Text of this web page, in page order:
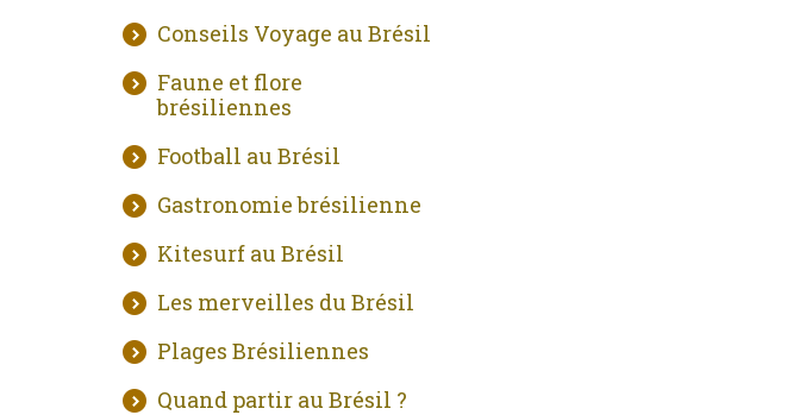
Conseils Voyage au Brésil
Faune et flore
brésiliennes
Football au Brésil
Gastronomie brésilienne
Kitesurf au Brésil
Les merveilles du Brésil
Plages Brésiliennes
Quand partir au Brésil ?